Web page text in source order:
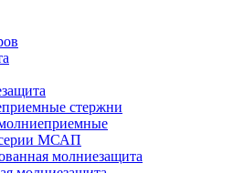
стержни
МСАП
молниезащита